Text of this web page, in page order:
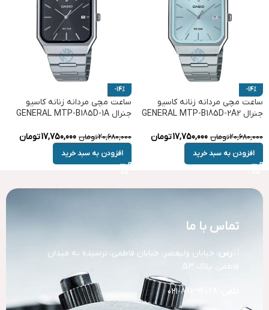
-14%
ساعت مچی مردانه زنانه کاسیو
جنرال GENERAL MTP-B185D-2A2
20,680,000تومان 17,750,000تومان
افزودن به سبد خرید
-14%
ساعت مچی مردانه زنانه کاسیو
جنرال GENERAL MTP-B185D-1A
20,680,000تومان 17,750,000تومان
افزودن به سبد خرید
تماس با ما
رس: خیابان ولیعصر، خیابان فاطمی، نرسیده به میدان
فاطمی، پلاک 53